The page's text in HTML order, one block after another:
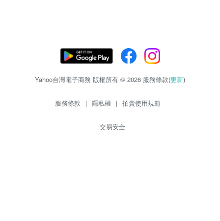
Yahoo台灣電子商務 版權所有 © 2026 服務條款(更新)
服務條款 | 隱私權 | 拍賣使用規範
交易安全